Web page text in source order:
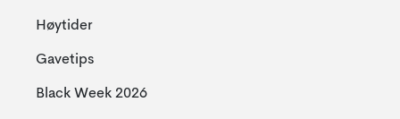
Høytider
Gavetips
Black Week 2026